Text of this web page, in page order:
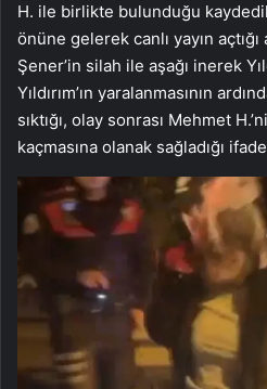
H. ile birlikte bulunduğu
önüne gelerek canlı yayın
Şener’in silah ile aşağı inerek
Yıldırım’ın yaralanmasının
sıktığı, olay sonrası Mehmet
kaçmasına olanak sağladığı